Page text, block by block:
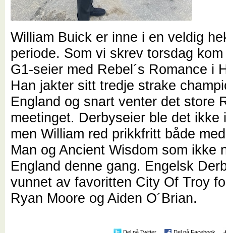
William Buick er inne i en veldig
periode. Som vi skrev torsdag
G1-seier med Rebel´s Romance i
Han jakter sitt tredje strake
England og snart venter det store
meetinget. Derbyseier ble det ikke
men William red prikkfritt både
Man og Ancient Wisdom som ikke
England denne gang. Engelsk
vunnet av favoritten City Of Troy
Ryan Moore og Aiden O´Brian.